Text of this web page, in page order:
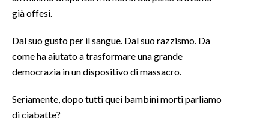
INFO AZIENDE
ANNUNCI
NECROLOGI
già offesi.
Dal suo gusto per il sangue. Dal suo razzismo. Da
come ha aiutato a trasformare una grande
democrazia in un dispositivo di massacro.
Seriamente, dopo tutti quei bambini morti parliamo
di ciabatte?